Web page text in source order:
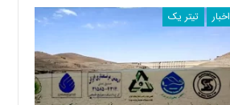
اخبار تیتر یک